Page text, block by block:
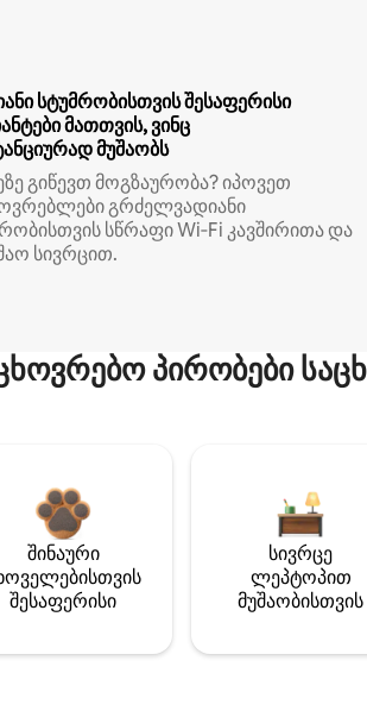
სტუმრობისთვის შესაფერისი
მათთვის, ვინც
მუშაობს
გიწევთ მოგზაურობა? იპოვეთ
გრძელვადიანი
სწრაფი Wi‑Fi კავშირითა და
სივრცით.
პირობები
შინაური
შესაფერისი
სივრცე
ლეპტოპით
მუშაობისთვის